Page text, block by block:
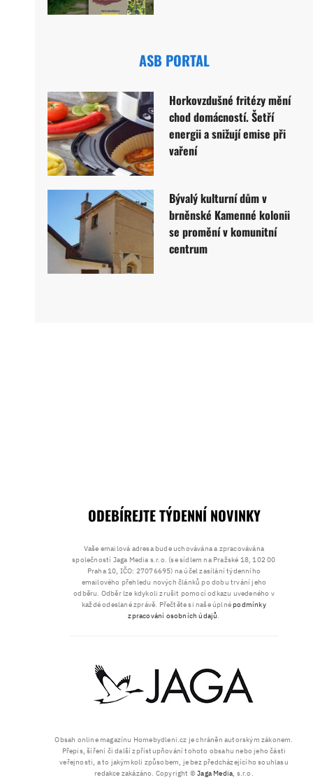
ASB PORTAL
Horkovzdušné fritézy mění
chod domácností. Šetří
energii a snižují emise při
vaření
Bývalý kulturní dům v
brněnské Kamenné kolonii
se promění v komunitní
centrum
Obsah online magazínu Homebydleni.cz je chráněn autorským zákonem.
Přepis, šíření či další zpřístupňování tohoto obsahu nebo jeho části
veřejnosti, a to jakýmkoli způsobem, je bez předcházejícího souhlasu
redakce zakázáno. Copyright ©Jaga Media, s.r.o.
ODEBÍREJTE TÝDENNÍ NOVINKY
Vaše emailová adresa bude uchovávána a zpracovávána
společností Jaga Media s.r.o. (se sídlem na Pražské 18, 102 00
Praha 10, IČO: 27076695) na účel zasílání týdenního
emailového přehledu nových článků po dobu trvání jeho
odběru. Odběr lze kdykoli zrušit pomocí odkazu uvedeného v
každé odeslané zprávě. Přečtěte si naše úplnépodmínky
zpracování osobních údajů.